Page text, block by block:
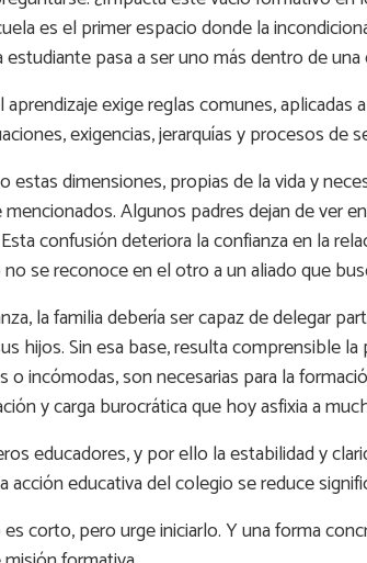
es el primer espacio donde la
estudiante pasa a ser uno más dentro de
exige reglas comunes,
exigencias, jerarquías y procesos de
estas dimensiones, propias de la vida y
Algunos padres dejan de ver
confusión deteriora la confianza en la
se reconoce en el otro a un aliado que
la familia debería ser capaz de delegar
hijos. Sin esa base, resulta comprensible
o incómodas, son necesarias para la
y carga burocrática que hoy asfixia a
educadores, y por ello la estabilidad y
acción educativa del colegio se reduce
corto, pero urge iniciarlo. Y una forma